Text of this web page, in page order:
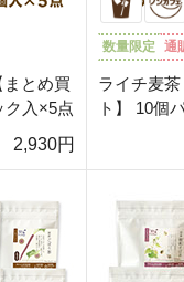
とめ買
ク入×5点
2,930円
数量限定 通
ライチ麦
ト】 10個